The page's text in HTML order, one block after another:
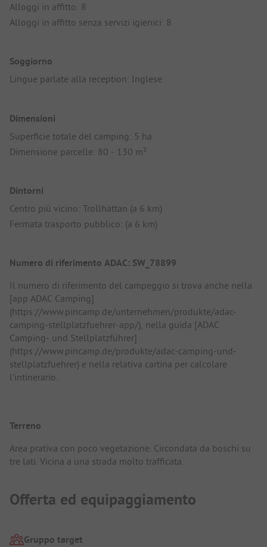
Alloggi in affitto: 8
Alloggi in affitto senza servizi igienici: 8
Soggiorno
Lingue parlate alla reception: Inglese
Dimensioni
Superficie totale del camping: 5 ha
Dimensione parcelle: 80 - 130 m²
Dintorni
Centro più vicino: Trollhättan (a 6 km)
Fermata trasporto pubblico: (a 6 km)
Numero di riferimento ADAC: SW_78899
Il numero di riferimento del campeggio si trova anche nella
[app ADAC Camping]
(https://www.pincamp.de/unternehmen/produkte/adac-
camping-stellplatzfuehrer-app/), nella guida [ADAC
Camping- und Stellplatzführer]
(https://www.pincamp.de/produkte/adac-camping-und-
stellplatzfuehrer) e nella relativa cartina per calcolare
l'intinerario.
Terreno
Area prativa con poco vegetazione. Circondata da boschi su
tre lati. Vicina a una strada molto trafficata.
Offerta ed equipaggiamento
Gruppo target